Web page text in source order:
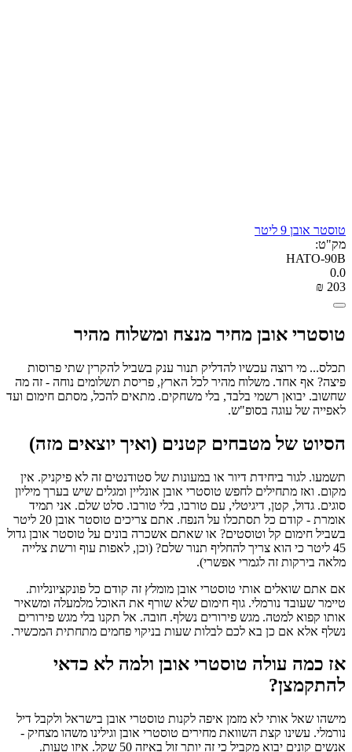
טוסטר אובן 9 ליטר
מק"ט:
HATO-90B
0.0
₪ ‍203‍
טוסטרי אובן מחיר מנצח ומשלוח מהיר
תכלס... מי רוצה עכשיו להדליק תנור ענק בשביל להקרין שתי פרוסות
פיצה? אף אחד. משלוח מהיר לכל הארץ, פריסת תשלומים נוחה - זה מה
שחשוב. יבואן רשמי בלבד, בלי משחקים. מתאים להכל, מסתם חימום ועד
לאפייה של עוגה בסופ"ש.
הסיוט של מטבחים קטנים (ואיך יוצאים מזה)
תשמעו. לגור ביחידת דיור או במעונות של סטודנטים זה לא פיקניק. אין
מקום. ואז מתחילים לחפש טוסטרי אובן אונליין ומגלים שיש בערך מיליון
סוגים. גדול, קטן, דיגיטלי, עם טורבו, בלי טורבו. סלט שלם. אני תמיד
אומרת - קודם כל תסתכלו על הנפח. אתם צריכים טוסטר אובן 20 ליטר
בשביל חימום קל וטוסטים? או שאתם אשכרה בונים על טוסטר אובן גדול
45 ליטר כי הוא צריך להחליף תנור שלם? (וכן, לאפות עוף ורשת צלייה
מלאה בירקות זה לגמרי אפשרי).
אם אתם שואלים אותי טוסטרי אובן מומלץ זה קודם כל פונקציונליות.
טיימר שעובד נורמלי. גוף חימום שלא שורף את האוכל מלמעלה ומשאיר
אותו קפוא למטה. מגש פירורים נשלף. חובה. אל תקנו בלי מגש פירורים
נשלף אלא אם כן בא לכם לבלות שעות בניקוי פחמים מתחתית המכשיר.
אז כמה עולה טוסטרי אובן ולמה לא כדאי
להתקמצן?
מישהו שאל אותי לא מזמן איפה לקנות טוסטרי אובן בישראל ולקבל דיל
נורמלי. עשינו קצת השוואת מחירים טוסטרי אובן וגילינו משהו מצחיק -
אנשים קונים יבוא מקביל כי זה יותר זול באיזה 50 שקל. איזו טעות.